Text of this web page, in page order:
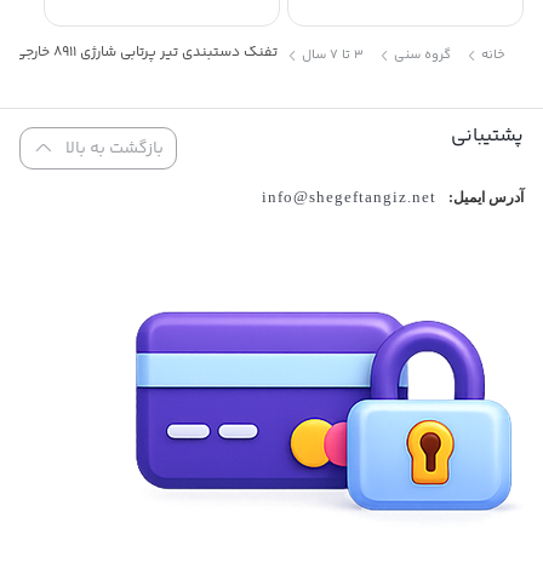
خانه گروه سنی 3 تا 7 سال تفنگ دستبندی تیر پرتابی شارژی 8911 خارجی
بازگشت به بالا پشتیبانی
آدرس ایمیل: info@shegeftangiz.net